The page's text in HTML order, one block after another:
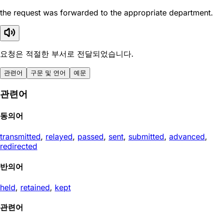
the request was forwarded to the appropriate department.
요청은 적절한 부서로 전달되었습니다.
관련어 구문 및 연어 예문
관련어
동의어
transmitted, relayed, passed, sent, submitted, advanced,
redirected
반의어
held, retained, kept
관련어